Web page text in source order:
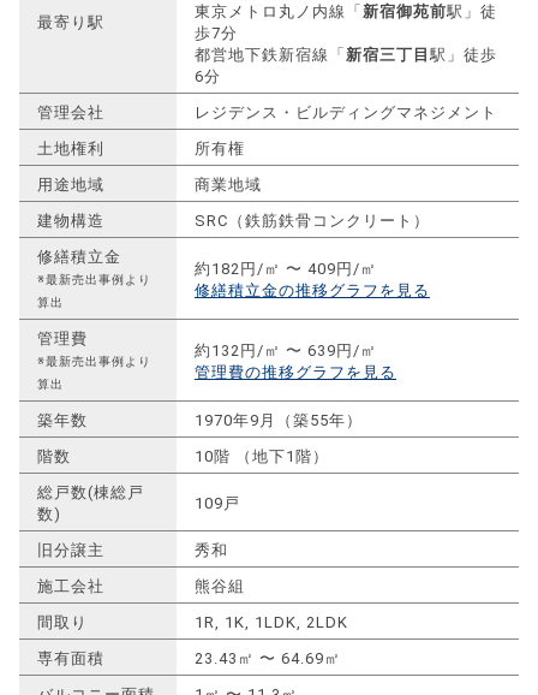
最寄り駅
東京メトロ丸ノ内線「新宿御苑前駅」徒
歩7分
都営地下鉄新宿線「新宿三丁目 駅」徒歩
6分
管理会社
レジデンス・ビルディングマネジメント
土地権利
所有権
用途地域
商業地域
建物構造
SRC（鉄筋鉄骨コンクリート）
修繕積立金
※最新売出事例より
算出
約182円/㎡ 〜 409円/㎡
修繕積立金の推移グラフを見る
管理費
※最新売出事例より
算出
約132円/㎡ 〜 639円/㎡
管理費の推移グラフを見る
築年数
1970年9月（築55年）
階数
10階 （地下1階）
総戸数(棟総戸
数)
109戸
旧分譲主
秀和
施工会社
熊谷組
間取り
1R, 1K, 1LDK, 2LDK
専有面積
23.43㎡ 〜 64.69㎡